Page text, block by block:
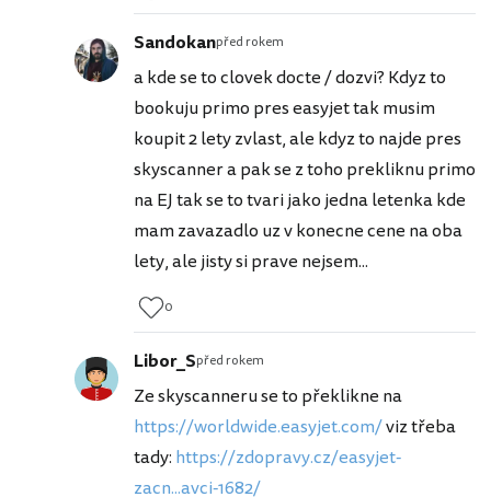
Sandokanpřed rokem
a kde se to clovek docte / dozvi? Kdyz to
bookuju primo pres easyjet tak musim
koupit 2 lety zvlast, ale kdyz to najde pres
skyscanner a pak se z toho prekliknu primo
na EJ tak se to tvari jako jedna letenka kde
mam zavazadlo uz v konecne cene na oba
lety, ale jisty si prave nejsem...
0
Libor_Spřed rokem
Ze skyscanneru se to překlikne na
https://worldwide.easyjet.com/viz třeba
tady: https://zdopravy.cz/easyjet-
zacn...avci-1682/